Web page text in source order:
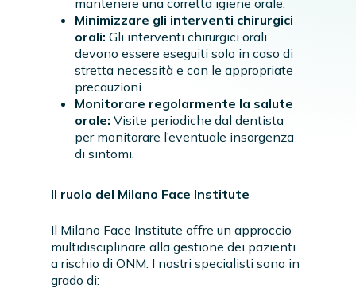
mantenere una corretta igiene orale.
Minimizzare gli interventi chirurgici
orali: Gli interventi chirurgici orali
devono essere eseguiti solo in caso di
stretta necessità e con le appropriate
precauzioni.
Monitorare regolarmente la salute
orale: Visite periodiche dal dentista
per monitorare l’eventuale insorgenza
di sintomi.
Il ruolo del Milano Face Institute
Il Milano Face Institute offre un approccio
multidisciplinare alla gestione dei pazienti
a rischio di ONM. I nostri specialisti sono in
grado di: